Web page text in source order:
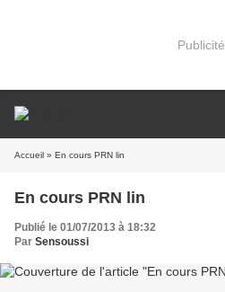
Publicité
Accueil » En cours PRN lin
En cours PRN lin
Publié le 01/07/2013 à 18:32
Par Sensoussi